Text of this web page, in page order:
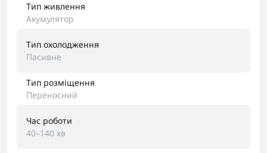
Тип живлення
Акумулятор
Тип охолодження
Пасивне
Тип розміщення
Переносний
Час роботи
40–140 хв